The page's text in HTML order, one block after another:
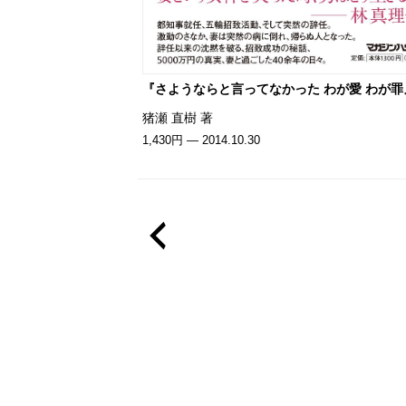
『さようならと言ってなかった わが愛 わが罪
猪瀬 直樹 著
1,430円 — 2014.10.30